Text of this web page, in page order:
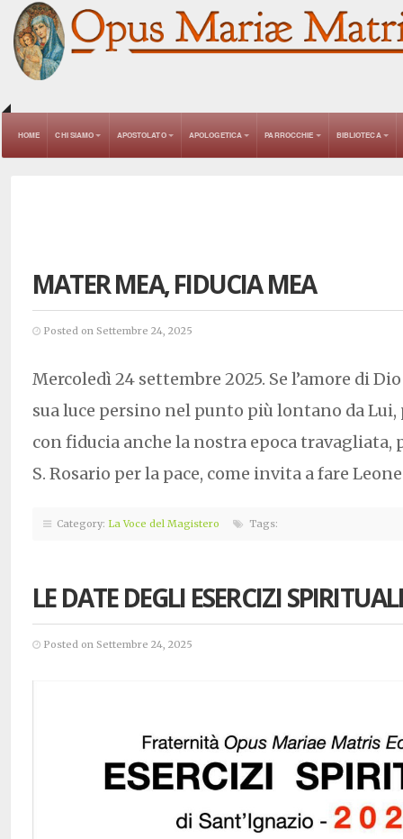
HOME CHI SIAMO APOSTOLATO APOLOGETICA PARROCCHIE BIBLIOTECA
MATER MEA, FIDUCIA MEA
Posted on Settembre 24, 2025
Mercoledì 24 settembre 2025. Se l’amore di
sua luce persino nel punto più lontano da
con fiducia anche la nostra epoca travagliata,
S. Rosario per la pace, come invita a fare
Category: La Voce del Magistero Tags:
LE DATE DEGLI ESERCIZI
Posted on Settembre 24, 2025